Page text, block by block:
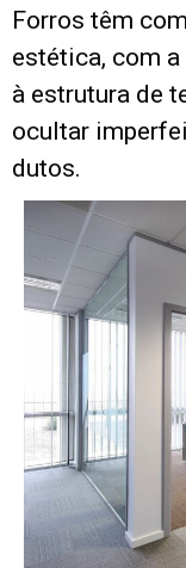
Forros têm
estética, com
à estrutura de
ocultar
dutos.